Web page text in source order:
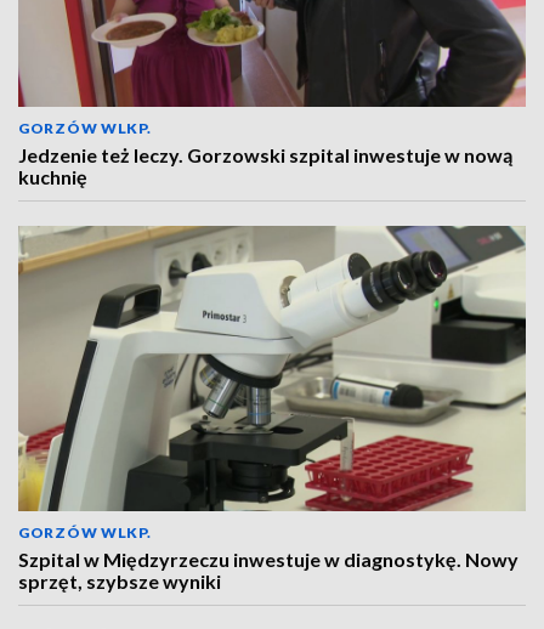
GORZÓW WLKP.
Jedzenie też leczy. Gorzowski szpital inwestuje w nową
kuchnię
GORZÓW WLKP.
Szpital w Międzyrzeczu inwestuje w diagnostykę. Nowy
sprzęt, szybsze wyniki